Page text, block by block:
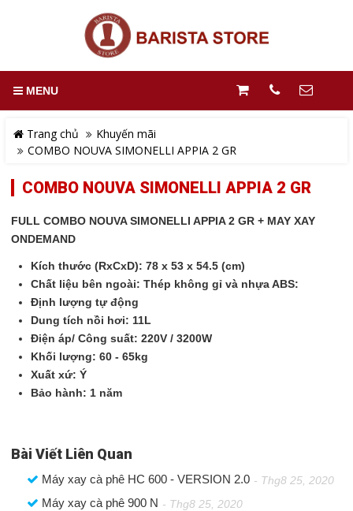
MENU
Trang chủ
Khuyến mãi
COMBO NOUVA SIMONELLI APPIA 2 GR
COMBO NOUVA SIMONELLI APPIA 2 GR
FULL COMBO NOUVA SIMONELLI APPIA 2 GR + MAY XAY
ONDEMAND
Kích thước (RxCxD): 78 x 53 x 54.5 (cm)
Chất liệu bên ngoài: Thép không gỉ và nhựa ABS:
Định lượng tự động
Dung tích nồi hơi: 11L
Điện áp/ Công suất: 220V / 3200W
Khối lượng: 60 - 65kg
Xuất xứ: Ý
Bảo hành: 1 năm
Bài Viết Liên Quan
Máy xay cà phê HC 600 - VERSION 2.0 - Thg8 25, 2020
Máy xay cà phê 900 N - Thg8 25, 2020